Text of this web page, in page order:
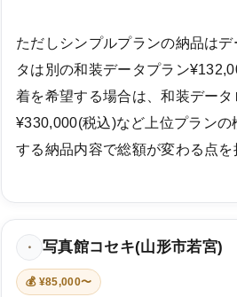
ただしシンプルプランの納品は
タは別の和装データプラン
着を希望する場合は、和装デー
¥330,000(税込)など上位プラン
する納品内容で総額が変わる点を
・ 写真館コセキ(山形市若宮)
💰 ¥85,000〜